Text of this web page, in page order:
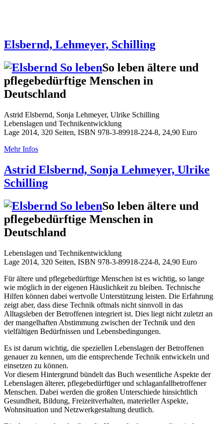
Elsbernd, Lehmeyer, Schilling
So leben ältere und
pflegebedürftige Menschen in
Deutschland
Astrid Elsbernd, Sonja Lehmeyer, Ulrike Schilling
Lebenslagen und Technikentwicklung
Lage 2014, 320 Seiten, ISBN 978-3-89918-224-8, 24,90 Euro
Mehr Infos
Astrid Elsbernd, Sonja Lehmeyer, Ulrike
Schilling
So leben ältere und
pflegebedürftige Menschen in
Deutschland
Lebenslagen und Technikentwicklung
Lage 2014, 320 Seiten, ISBN 978-3-89918-224-8, 24,90 Euro
Für ältere und pflegebedürftige Menschen ist es wichtig, so lange
wie möglich in der eigenen Häuslichkeit zu bleiben. Technische
Hilfen können dabei wertvolle Unterstützung leisten. Die Erfahrung
zeigt aber, dass diese Technik oftmals nicht sinnvoll in das
Alltagsleben der Betroffenen integriert ist. Dies liegt nicht zuletzt an
der mangelhaften Abstimmung zwischen der Technik und den
vielfältigen Bedürfnissen und Lebensbedingungen.
Es ist darum wichtig, die speziellen Lebenslagen der Betroffenen
genauer zu kennen, um die entsprechende Technik entwickeln und
einsetzen zu können.
Vor diesem Hintergrund bündelt das Buch wesentliche Aspekte der
Lebenslagen älterer, pflegebedürftiger und schlaganfallbetroffener
Menschen. Dabei werden die großen Unterschiede hinsichtlich
Gesundheit, Bildung, Freizeitverhalten, materieller Aspekte,
Wohnsituation und Netzwerkgestaltung deutlich.